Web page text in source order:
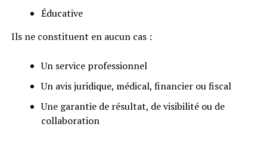
Éducative
Ils ne constituent en aucun cas :
Un service professionnel
Un avis juridique, médical, financier ou fiscal
Une garantie de résultat, de visibilité ou de
collaboration